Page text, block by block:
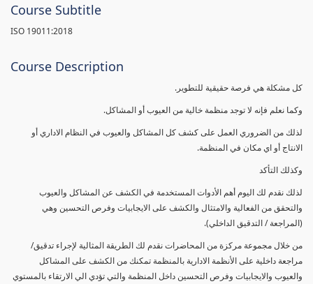
Course Subtitle
ISO 19011:2018
Course Description
كل مشكلة هي فرصة حقيقية للتطوير.
وكما نعلم فإنه لا توجد منظمة خالية من العيوب أو المشاكل.
لذلك من الضروري العمل على كشف كل المشاكل والعيوب في النظام الاداري أو
الانتاج أو اي مكان في المنظمة.
وكذلك التأكد
لذلك نقدم لك اليوم أهم الأدوات المستخدمة في الكشف عن المشاكل والعيوب
والتحقق من الفعالية والامتثال والكشف على الايجابيات وفرص التحسين وهي
(المراجعة / التدقيق الداخلي).
من خلال مجموعة مركزة من المحاضرات نقدم لك الطريقة المثالية لإجراء تدقيق/
مراجعة داخلية على الأنظمة الادارية بالمنظمة تمكنك من الكشف على المشاكل
والعيوب والايجابيات وفرص التحسين داخل المنظمة والتي تؤدي الي الارتقاء بالمستوي